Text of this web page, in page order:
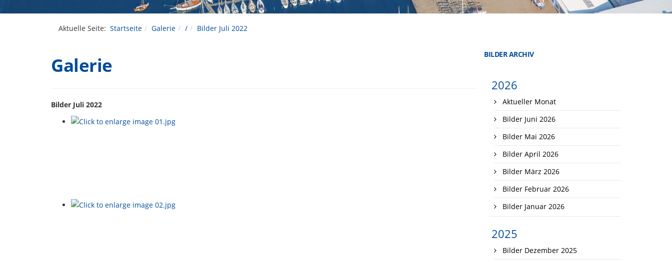
Aktuelle Seite: Startseite Galerie / Bilder Juli 2022
Galerie
Bilder Juli 2022
BILDER ARCHIV
2026
Aktueller Monat
Bilder Juni 2026
Bilder Mai 2026
Bilder April 2026
Bilder März 2026
Bilder Februar 2026
Bilder Januar 2026
2025
Bilder Dezember 2025